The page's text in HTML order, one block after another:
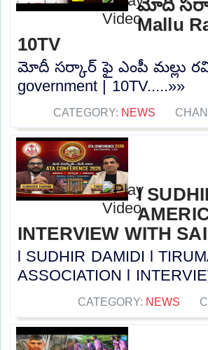
మోదీ
Mallu
10TV
మోదీ సర్కార్ ఫై ఎంపీ మల్లు రవి
government | 10TV.....»»
CATEGORY: NEWS
l
INTERVIEW WITH
l SUDHIR DAMIDI l
ASSOCIATION l
CATEGORY: NEWS